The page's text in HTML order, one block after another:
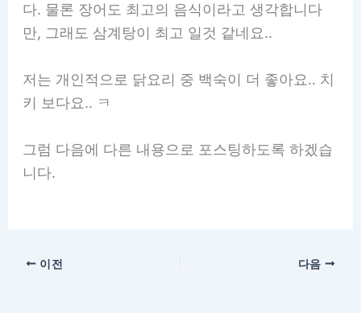
다. 물론 장어도 최고의 음식이라고 생각합니다
만, 그래도 삼계탕이 최고 일것 같네요..
저는 개인적으로 닭요리 중 백숙이 더 좋아요.. 치
키 보다요.. ㅋ
그럼 다음에 다른 내용으로 포스팅하도록 하겠습
니다.
이전 다음